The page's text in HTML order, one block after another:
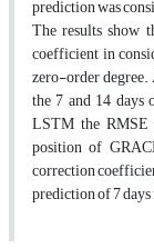
prediction was
The results show
coefficient in
zero-order
the 7 and 14
LSTM the RMSE
position of
correction
prediction of 7